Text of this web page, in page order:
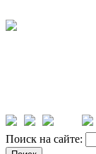
Поиск на сайте: